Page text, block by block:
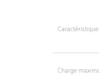
Dimensions
Charge